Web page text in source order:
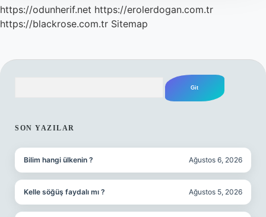
https://odunherif.net https://erolerdogan.com.tr
https://blackrose.com.tr Sitemap
SON YAZILAR
Bilim hangi ülkenin ? Ağustos 6, 2026
Kelle söğüş faydalı mı ? Ağustos 5, 2026